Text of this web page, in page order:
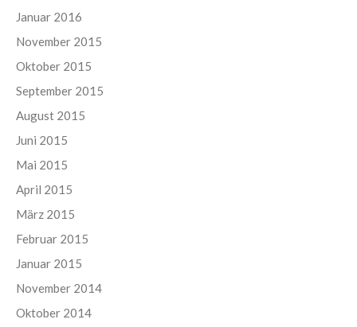
Januar 2016
November 2015
Oktober 2015
September 2015
August 2015
Juni 2015
Mai 2015
April 2015
März 2015
Februar 2015
Januar 2015
November 2014
Oktober 2014